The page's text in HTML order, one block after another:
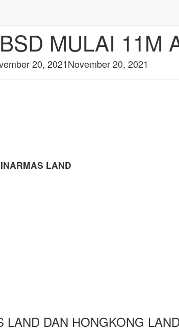
MULAI 11M
20, 2021November 20, 2021
LAND
LAND DAN HONGKONG LAND